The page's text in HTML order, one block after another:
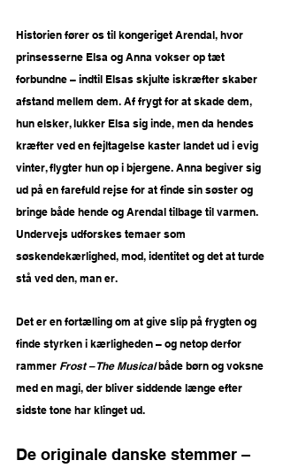
Historien fører os til kongeriget Arendal, hvor
prinsesserne Elsa og Anna vokser op tæt
forbundne – indtil Elsas skjulte iskræfter skaber
afstand mellem dem. Af frygt for at skade dem,
hun elsker, lukker Elsa sig inde, men da hendes
kræfter ved en fejltagelse kaster landet ud i evig
vinter, flygter hun op i bjergene. Anna begiver sig
ud på en farefuld rejse for at finde sin søster og
bringe både hende og Arendal tilbage til varmen.
Undervejs udforskes temaer som
søskendekærlighed, mod, identitet og det at turde
stå ved den, man er.
Det er en fortælling om at give slip på frygten og
finde styrken i kærligheden – og netop derfor
rammer Frost – The Musical både børn og voksne
med en magi, der bliver siddende længe efter
sidste tone har klinget ud.
De originale danske stemmer –